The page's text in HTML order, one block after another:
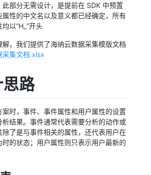
此部分无需设计，是提前在 SDK 中预置
属性的中文名以及意义都已经确定，所有
以”H_”开头
解，我们提供了海纳云数据采集模版文档
采集文档.xlsx
路
案时，事件、事件属性和用户属性的设置
析结果。事件通常代表需要分析的动作或
除了是与事件相关的属性，还代表用户在
时的状态；用户属性则只表示用户最新的